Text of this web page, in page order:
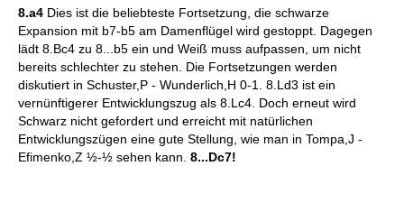
8.a4 Dies ist die beliebteste Fortsetzung, die schwarze
Expansion mit b7-b5 am Damenflügel wird gestoppt. Dagegen
lädt 8.Bc4 zu 8...b5 ein und Weiß muss aufpassen, um nicht
bereits schlechter zu stehen. Die Fortsetzungen werden
diskutiert in Schuster,P - Wunderlich,H 0-1. 8.Ld3 ist ein
vernünftigerer Entwicklungszug als 8.Lc4. Doch erneut wird
Schwarz nicht gefordert und erreicht mit natürlichen
Entwicklungszügen eine gute Stellung, wie man in Tompa,J -
Efimenko,Z ½-½ sehen kann. 8...Dc7!